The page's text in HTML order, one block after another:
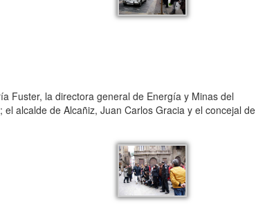
Fuster, la directora general de Energía y Minas del
alcalde de Alcañiz, Juan Carlos Gracia y el concejal de